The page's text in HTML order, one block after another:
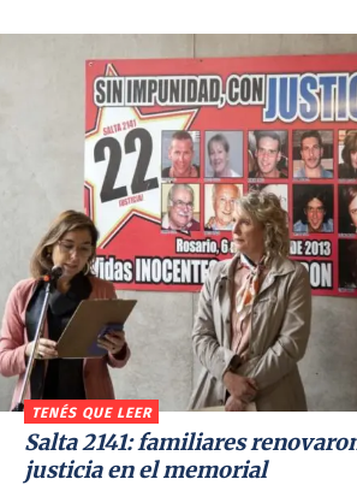
TENÉS QUE LEER
Salta 2141: familiares
justicia en el memorial